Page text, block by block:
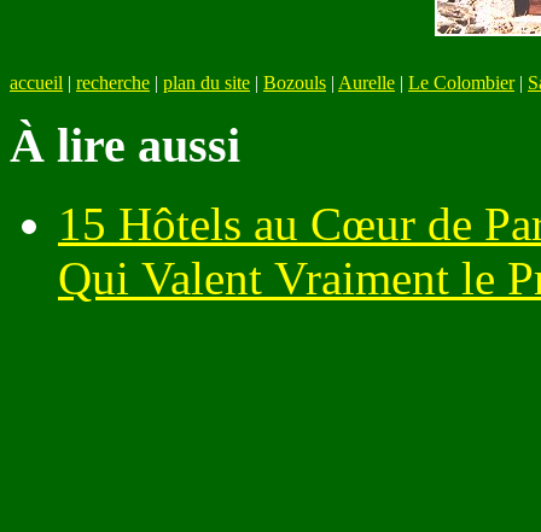
accueil | recherche | plan du site | Bozouls | Aurelle | Le Colombier|
À lire aussi
15 Hôtels au Cœur de
Qui Valent Vraiment le